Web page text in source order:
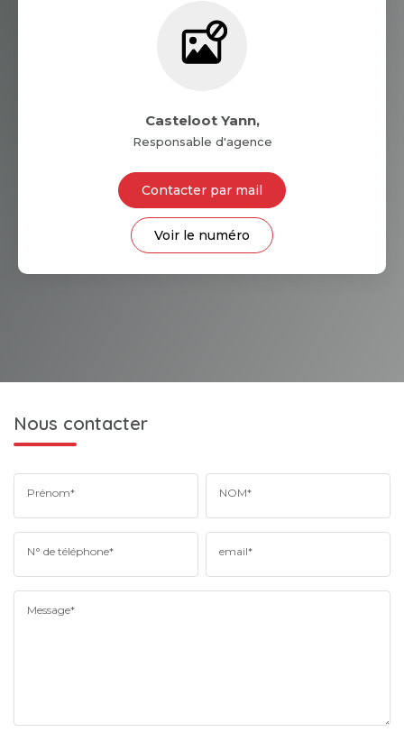
Casteloot Yann,
Responsable d'agence
Contacter par mail
Voir le numéro
Nous contacter
Prénom* NOM*
N° de téléphone* email*
Message*